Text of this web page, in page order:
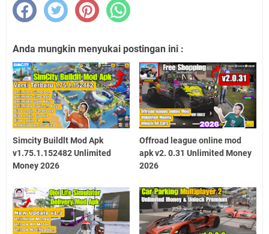
Anda mungkin menyukai postingan ini :
Simcity Buildlt Mod Apk
v1.75.1.152482 Unlimited
Money 2026
Offroad league online mod
apk v2. 0.31 Unlimited Money
2026